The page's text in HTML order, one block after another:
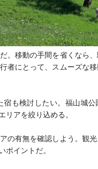
。移動の手間を省くなら
者にとって、スムーズな
も検討したい。福山城
リアを絞り込める。
の有無を確認しよう。観
ポイントだ。